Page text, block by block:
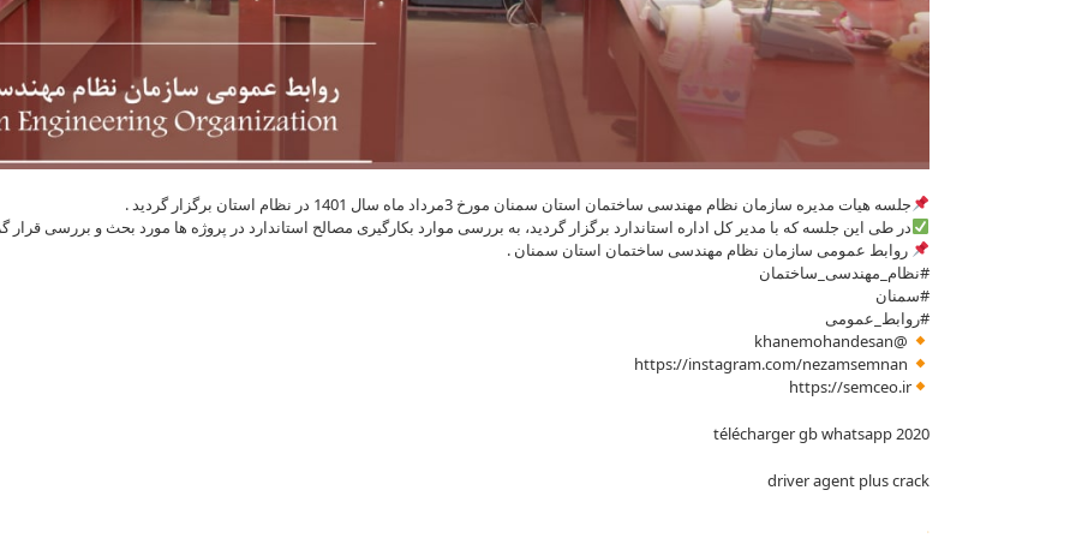
جلسه هیات مدیره سازمان نظام مهندسی ساختمان استان سمنان مورخ 3مرداد ماه سال 1401 در نظام استان برگزار گردید .
در طی این جلسه که با مدیر کل اداره استاندارد برگزار گردید، به بررسی موارد بکارگیری مصالح استاندارد در پروژه ها مورد بحث و بررسی قرار
روابط عمومی سازمان نظام مهندسی ساختمان استان سمنان .
#نظام_مهندسی_ساختمان
#سمنان
#روابط_عمومی
@khanemohandesan
https://semceo.ir
télécharger gb whatsapp 2020
driver agent plus crack
.